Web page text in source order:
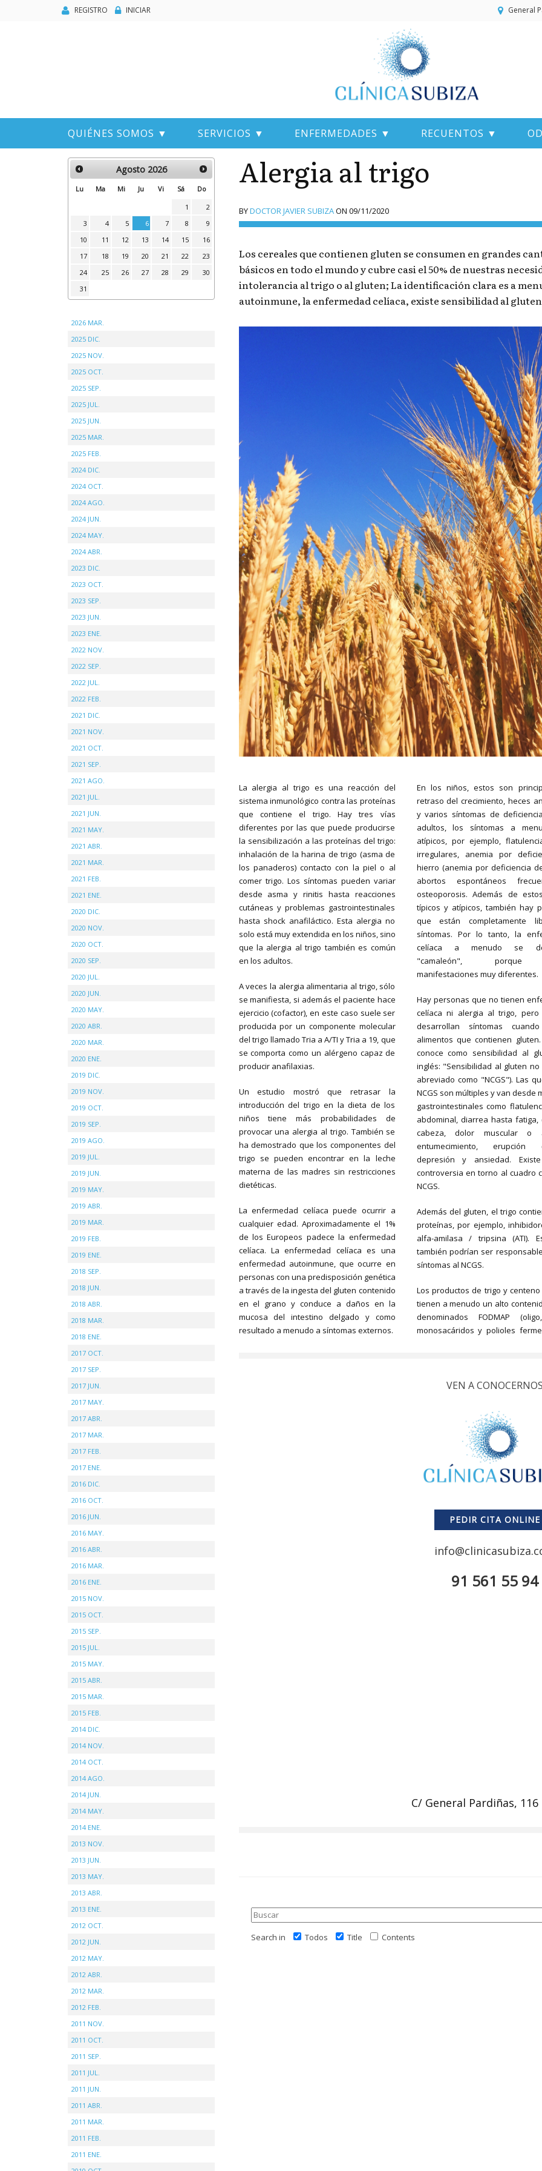
REGISTRO INICIAR General
QUIÉNES SOMOS ▼ SERVICIOS ▼ ENFERMEDADES ▼ RECUENTOS ▼
Alergia al trigo
BYDOCTOR JAVIER SUBIZAON 09/11/2020
Los cereales que contienen gluten se consumen en grandes
básicos en todo el mundo y cubre casi el 50% de nuestras
intolerancia al trigo o al gluten; La identificación clara es a
autoinmune, la enfermedad celíaca, existe sensibilidad al
La alergia al trigo es una reacción del
sistema inmunológico contra las proteínas
que contiene el trigo. Hay tres vías
diferentes por las que puede producirse
la sensibilización a las proteínas del trigo:
inhalación de la harina de trigo (asma de
los panaderos) contacto con la piel o al
comer trigo. Los síntomas pueden variar
desde asma y rinitis hasta reacciones
cutáneas y problemas gastrointestinales
hasta shock anafiláctico. Esta alergia no
solo está muy extendida en los niños, sino
que la alergia al trigo también es común
en los adultos.
A veces la alergia alimentaria al trigo, sólo
se manifiesta, si además el paciente hace
ejercicio (cofactor), en este caso suele ser
producida por un componente molecular
del trigo llamado Tria a A/TI y Tria a 19, que
se comporta como un alérgeno capaz de
producir anafilaxias.
Un estudio mostró que retrasar la
introducción del trigo en la dieta de los
niños tiene más probabilidades de
provocar una alergia al trigo. También se
ha demostrado que los componentes del
trigo se pueden encontrar en la leche
materna de las madres sin restricciones
dietéticas.
La enfermedad celíaca puede ocurrir a
cualquier edad. Aproximadamente el 1%
de los Europeos padece la enfermedad
celíaca. La enfermedad celíaca es una
enfermedad autoinmune, que ocurre en
personas con una predisposición genética
a través de la ingesta del gluten contenido
en el grano y conduce a daños en la
mucosa del intestino delgado y como
resultado a menudo a síntomas externos.
En los niños, estos son
retraso del crecimiento, heces
y varios síntomas de
adultos, los síntomas a
atípicos, por ejemplo,
irregulares, anemia por
hierro (anemia por deficiencia
abortos espontáneos
osteoporosis. Además de
típicos y atípicos, también hay
que están completamente
síntomas. Por lo tanto, la
celíaca a menudo se
"camaleón", porque
manifestaciones muy diferentes.
Hay personas que no tienen
celíaca ni alergia al trigo,
desarrollan síntomas
alimentos que contienen
conoce como sensibilidad al
inglés: "Sensibilidad al gluten no
abreviado como "NCGS"). Las
NCGS son múltiples y van desde
gastrointestinales como
abdominal, diarrea hasta fatiga,
cabeza, dolor muscular o
entumecimiento, erupción
depresión y ansiedad.
controversia en torno al cuadro
NCGS.
Además del gluten, el trigo
proteínas, por ejemplo,
alfa-amilasa / tripsina (ATI).
también podrían ser
síntomas al NCGS.
Los productos de trigo y
tienen a menudo un alto
denominados FODMAP
monosacáridos y polioles
VEN A CONOCERNOS
PEDIR CITA ONLINE
91 561 55 94
C/ General Pardiñas,
Search in
Todos Title Contents
Agosto 2026
Lu Ma Mi Ju Vi Sá Do
1
2
3
4 5 6 7 8
9
10
11 12 13 14 15
16
17
18 19 20 21 22
23
24
25 26 27 28 29
30
31
2026 MAR.
2025 DIC.
2025 NOV.
2025 OCT.
2025 SEP.
2025 JUL.
2025 JUN.
2025 MAR.
2025 FEB.
2024 DIC.
2024 OCT.
2024 AGO.
2024 JUN.
2024 MAY.
2024 ABR.
2023 DIC.
2023 OCT.
2023 SEP.
2023 JUN.
2023 ENE.
2022 NOV.
2022 SEP.
2022 JUL.
2022 FEB.
2021 DIC.
2021 NOV.
2021 OCT.
2021 SEP.
2021 AGO.
2021 JUL.
2021 JUN.
2021 MAY.
2021 ABR.
2021 MAR.
2021 FEB.
2021 ENE.
2020 DIC.
2020 NOV.
2020 OCT.
2020 SEP.
2020 JUL.
2020 JUN.
2020 MAY.
2020 ABR.
2020 MAR.
2020 ENE.
2019 DIC.
2019 NOV.
2019 OCT.
2019 SEP.
2019 AGO.
2019 JUL.
2019 JUN.
2019 MAY.
2019 ABR.
2019 MAR.
2019 FEB.
2019 ENE.
2018 SEP.
2018 JUN.
2018 ABR.
2018 MAR.
2018 ENE.
2017 OCT.
2017 SEP.
2017 JUN.
2017 MAY.
2017 ABR.
2017 MAR.
2017 FEB.
2017 ENE.
2016 DIC.
2016 OCT.
2016 JUN.
2016 MAY.
2016 ABR.
2016 MAR.
2016 ENE.
2015 NOV.
2015 OCT.
2015 SEP.
2015 JUL.
2015 MAY.
2015 ABR.
2015 MAR.
2015 FEB.
2014 DIC.
2014 NOV.
2014 OCT.
2014 AGO.
2014 JUN.
2014 MAY.
2014 ENE.
2013 NOV.
2013 JUN.
2013 MAY.
2013 ABR.
2013 ENE.
2012 OCT.
2012 JUN.
2012 MAY.
2012 ABR.
2012 MAR.
2012 FEB.
2011 NOV.
2011 OCT.
2011 SEP.
2011 JUL.
2011 JUN.
2011 ABR.
2011 MAR.
2011 FEB.
2011 ENE.